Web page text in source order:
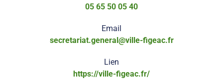
05 65 50 05 40
Email
secretariat.general@ville-figeac.fr
Lien
https://ville-figeac.fr/